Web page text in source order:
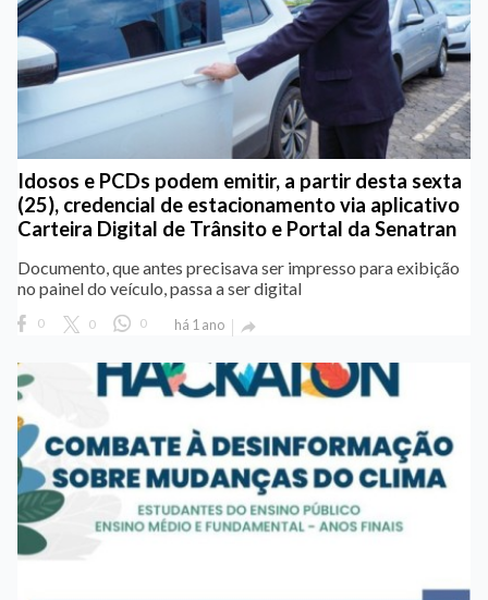
Idosos e PCDs podem emitir, a partir desta sexta
(25), credencial de estacionamento via aplicativo
Carteira Digital de Trânsito e Portal da Senatran
Documento, que antes precisava ser impresso para exibição
no painel do veículo, passa a ser digital
0 0 0 há 1 ano 